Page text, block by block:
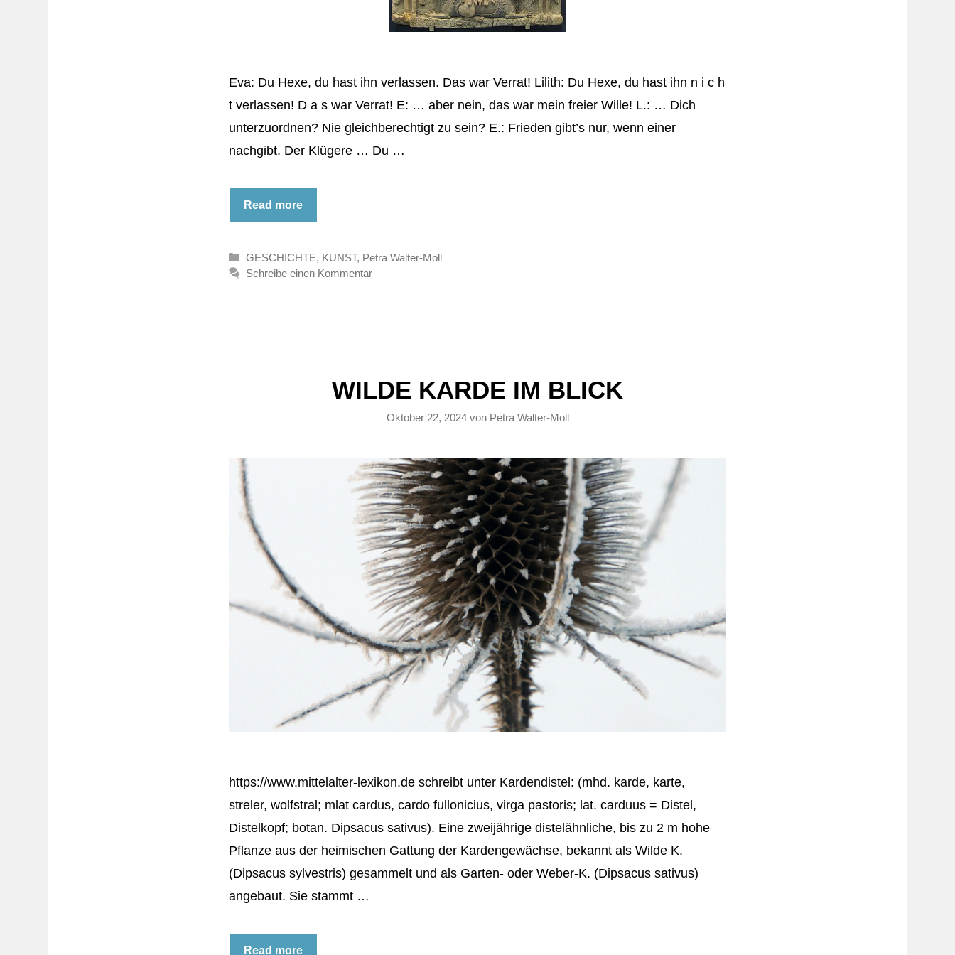
Eva: Du Hexe, du hast ihn verlassen. Das war Verrat! Lilith: Du Hexe, du hast ihn n i c h
t verlassen! D a s war Verrat! E: … aber nein, das war mein freier Wille! L.: … Dich
unterzuordnen? Nie gleichberechtigt zu sein? E.: Frieden gibt’s nur, wenn einer
nachgibt. Der Klügere … Du …
Read more
Kategorien
GESCHICHTE, KUNST, Petra Walter-Moll
Schreibe einen Kommentar
WILDE KARDE IM BLICK
Oktober 22, 2024 von Petra Walter-Moll
https://www.mittelalter-lexikon.de schreibt unter Kardendistel: (mhd. karde, karte,
streler, wolfstral; mlat cardus, cardo fullonicius, virga pastoris; lat. carduus = Distel,
Distelkopf; botan. Dipsacus sativus). Eine zweijährige distelähnliche, bis zu 2 m hohe
Pflanze aus der heimischen Gattung der Kardengewächse, bekannt als Wilde K.
(Dipsacus sylvestris) gesammelt und als Garten- oder Weber-K. (Dipsacus sativus)
angebaut. Sie stammt …
Read more